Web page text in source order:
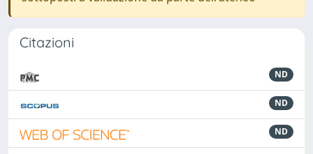
Citazioni
ND
ND
ND